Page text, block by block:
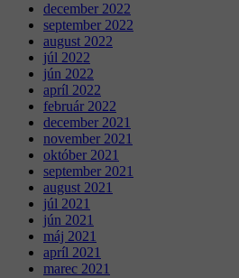
december 2022
september 2022
august 2022
júl 2022
jún 2022
apríl 2022
február 2022
december 2021
november 2021
október 2021
september 2021
august 2021
júl 2021
jún 2021
máj 2021
apríl 2021
marec 2021